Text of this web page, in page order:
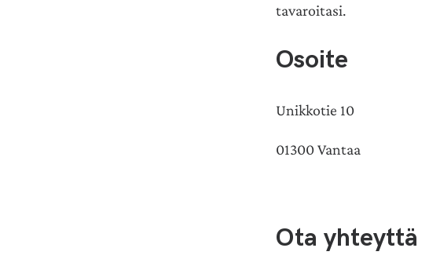
tavaroitasi.
Osoite
Unikkotie 10
01300 Vantaa
Ota yhteyttä